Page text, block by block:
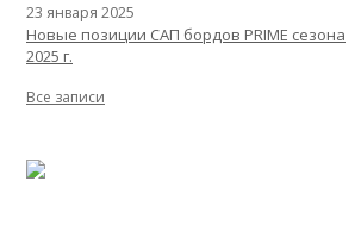
23 января 2025
Новые позиции САП бордов PRIME сезона
2025 г.
Все записи